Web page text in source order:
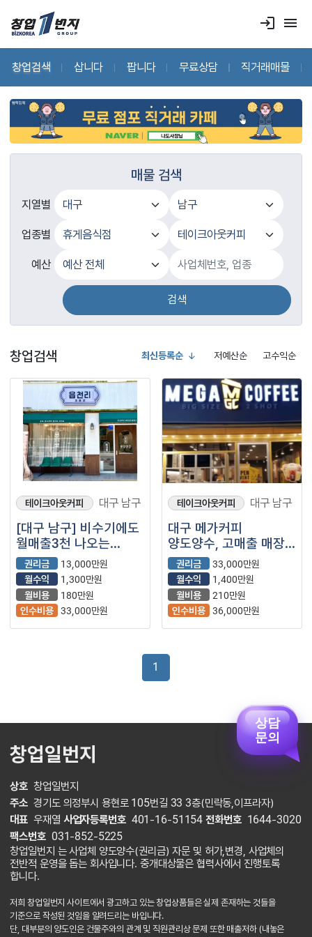
login menu
창업검색 삽니다 팝니다 무료상담 직거래매물
매물 검색
지열별
업종별
예산
검색
창업검색 최신등록순 저예산순 고수익순
테이크아웃커피 대구 남구
[대구 남구] 비수기에도
월매출3천 나오는
안정적 매장 읍천리382
매장을 소개합니다.
권리금
13,000만원
월수익
1,300만원
월비용
180만원
인수비용 33,000만원
테이크아웃커피 대구 남구
대구 메가커피
양도양수, 고매출 매장!!
풀오토 운영중!! 찐
고퀄리티 매장입니다~
권리금
33,000만원
월수익
1,400만원
월비용
210만원
인수비용 36,000만원
1
창업일번지
상호 창업일번지
주소 경기도 의정부시 용현로 105번길 33 3층(민락동,이프라자)
대표 우재열 사업자등록번호 401-16-51154 전화번호 1644-3020
팩스번호 031-852-5225
창업일번지 는 사업체 양도양수(권리금) 자문 및 허가,변경, 사업체의
전반적 운영을 돕는 회사입니다. 중개대상물은 협력사에서 진행토록
합니다.
저희 창업일번지 사이트에서 광고하고 있는 창업상품들은 실제 존재하는 것들을
기준으로 작성된 것임을 알려드리는 바입니다.
단, 대부분의 양도인은 건물주와의 관계 및 직원관리상 문제 또한 매출저하 (내놓은
상담
문의